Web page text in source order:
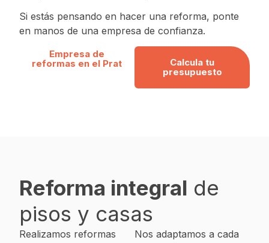
Si estás pensando en hacer una reforma, ponte
en manos de una empresa de confianza.
Empresa de
reformas en el Prat
Calcula tu
presupuesto
Reforma integral de
pisos y casas
Realizamos reformas
Nos adaptamos a cada